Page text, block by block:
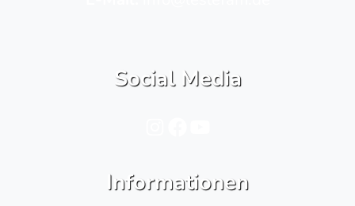
Social Media
Informationen